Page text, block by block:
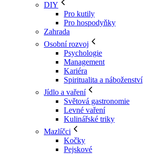
DIY
Pro kutily
Pro hospodyňky
Zahrada
Osobní rozvoj
Psychologie
Management
Kariéra
Spiritualita a náboženství
Jídlo a vaření
Světová gastronomie
Levné vaření
Kulinářské triky
Mazlíčci
Kočky
Pejskové